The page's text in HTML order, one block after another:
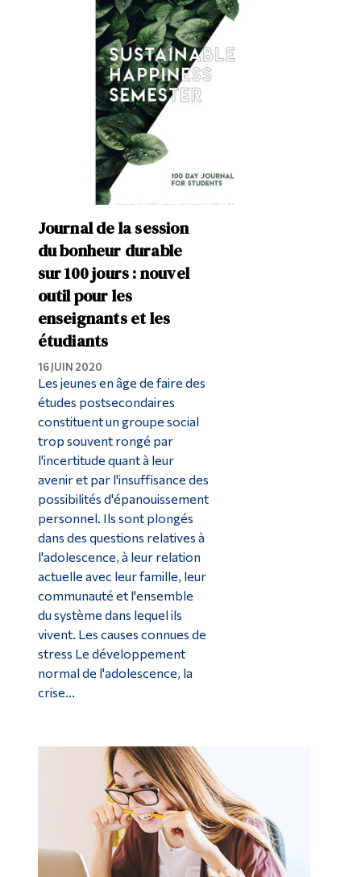
Journal de la session
du bonheur durable
sur 100 jours : nouvel
outil pour les
enseignants et les
étudiants
16 JUIN 2020
Les jeunes en âge de faire des
études postsecondaires
constituent un groupe social
trop souvent rongé par
l'incertitude quant à leur
avenir et par l'insuffisance des
possibilités d'épanouissement
personnel. Ils sont plongés
dans des questions relatives à
l'adolescence, à leur relation
actuelle avec leur famille, leur
communauté et l'ensemble
du système dans lequel ils
vivent. Les causes connues de
stress Le développement
normal de l'adolescence, la
crise...